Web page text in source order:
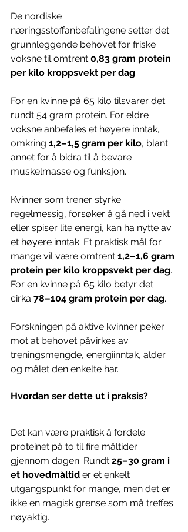
De nordiske
næringsstoffanbefalingene setter det
grunnleggende behovet for friske
voksne til omtrent 0,83 gram protein
per kilo kroppsvekt per dag.
For en kvinne på 65 kilo tilsvarer det
rundt 54 gram protein. For eldre
voksne anbefales et høyere inntak,
omkring 1,2–1,5 gram per kilo, blant
annet for å bidra til å bevare
muskelmasse og funksjon.
Kvinner som trener styrke
regelmessig, forsøker å gå ned i vekt
eller spiser lite energi, kan ha nytte av
et høyere inntak. Et praktisk mål for
mange vil være omtrent 1,2–1,6 gram
protein per kilo kroppsvekt per dag.
For en kvinne på 65 kilo betyr det
cirka 78–104 gram protein per dag.
Forskningen på aktive kvinner peker
mot at behovet påvirkes av
treningsmengde, energiinntak, alder
og målet den enkelte har.
Hvordan ser dette ut i praksis?
Det kan være praktisk å fordele
proteinet på to til fire måltider
gjennom dagen. Rundt 25–30 gram i
et hovedmåltid er et enkelt
utgangspunkt for mange, men det er
ikke en magisk grense som må treffes
nøyaktig.